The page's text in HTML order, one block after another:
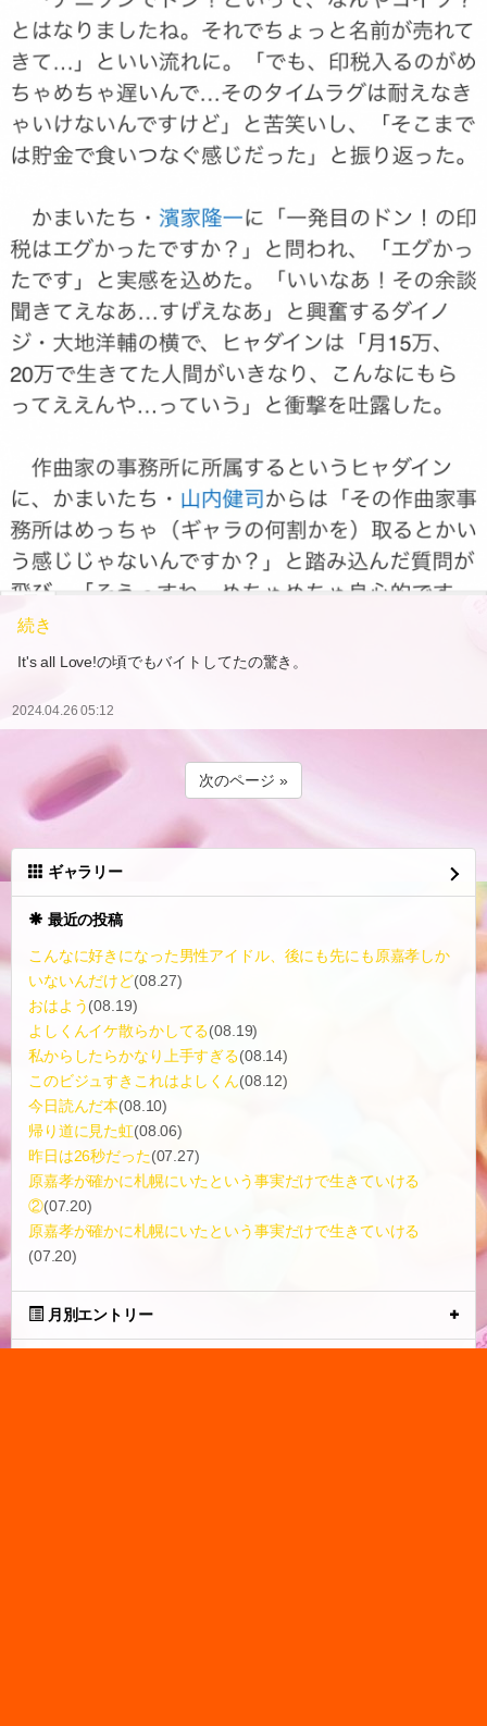
続き
It's all Love!の頃でもバイトしてたの驚き。
2024.04.26 05:12
次のページ »
ギャラリー
最近の投稿
こんなに好きになった男性アイドル、後にも先にも原嘉孝しか
いないんだけど(08.27)
おはよう(08.19)
よしくんイケ散らかしてる(08.19)
私からしたらかなり上手すぎる(08.14)
このビジュすきこれはよしくん(08.12)
今日読んだ本(08.10)
帰り道に見た虹(08.06)
昨日は26秒だった(07.27)
原嘉孝が確かに札幌にいたという事実だけで生きていける
②(07.20)
原嘉孝が確かに札幌にいたという事実だけで生きていける
(07.20)
月別エントリー